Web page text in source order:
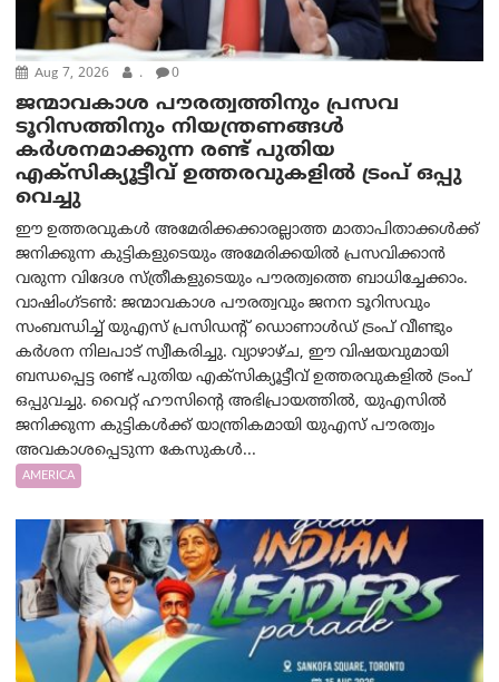
Aug 7, 2026 . 0
ജന്മാവകാശ പൗരത്വത്തിനും പ്രസവ
ടൂറിസത്തിനും നിയന്ത്രണങ്ങൾ
കർശനമാക്കുന്ന രണ്ട് പുതിയ
എക്സിക്യൂട്ടീവ് ഉത്തരവുകളിൽ ട്രംപ് ഒപ്പു
വെച്ചു
ഈ ഉത്തരവുകൾ അമേരിക്കക്കാരല്ലാത്ത മാതാപിതാക്കൾക്ക്
ജനിക്കുന്ന കുട്ടികളുടെയും അമേരിക്കയിൽ പ്രസവിക്കാൻ
വരുന്ന വിദേശ സ്ത്രീകളുടെയും പൗരത്വത്തെ ബാധിച്ചേക്കാം.
വാഷിംഗ്ടണ്‍: ജന്മാവകാശ പൗരത്വവും ജനന ടൂറിസവും
സംബന്ധിച്ച് യുഎസ് പ്രസിഡന്റ് ഡൊണാൾഡ് ട്രംപ് വീണ്ടും
കർശന നിലപാട് സ്വീകരിച്ചു. വ്യാഴാഴ്ച, ഈ വിഷയവുമായി
ബന്ധപ്പെട്ട രണ്ട് പുതിയ എക്സിക്യൂട്ടീവ് ഉത്തരവുകളിൽ ട്രംപ്
ഒപ്പുവച്ചു. വൈറ്റ് ഹൗസിന്റെ അഭിപ്രായത്തിൽ, യുഎസിൽ
ജനിക്കുന്ന കുട്ടികൾക്ക് യാന്ത്രികമായി യുഎസ് പൗരത്വം
അവകാശപ്പെടുന്ന കേസുകൾ...
AMERICA